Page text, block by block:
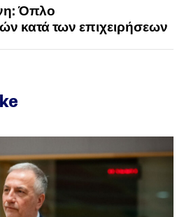
Όπλο
κατά των επιχειρήσεων